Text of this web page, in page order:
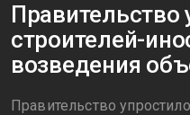
Правительство
строителей-
возведения
Правительство